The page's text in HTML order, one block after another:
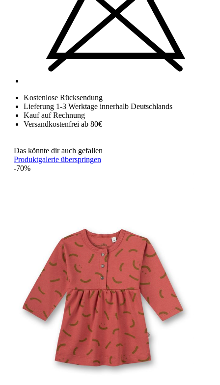
Kostenlose Rücksendung
Lieferung 1-3 Werktage innerhalb Deutschlands
Kauf auf Rechnung
Versandkostenfrei ab 80€
Das könnte dir auch gefallen
Produktgalerie überspringen
-70%